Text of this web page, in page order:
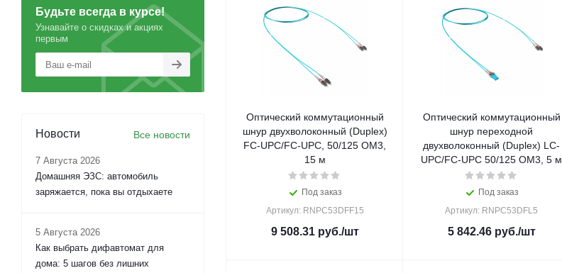
Оптический коммутационный
шнур двухволоконный (Duplex)
FC-UPC/FC-UPC, 50/125 OM3,
15 м
Под заказ
Артикул: RNPC53DFF15
9 508.31руб./шт
Оптический коммутационный
шнур переходной
двухволоконный (Duplex) LC-
UPC/FC-UPC 50/125 OM3, 5 м
Под заказ
Артикул: RNPC53DFL5
5 842.46руб./шт
Будьте всегда в курсе!
Узнавайте о скидках и акциях
первым
Новости Все новости
7 Августа 2026
Домашняя ЭЗС: автомобиль
заряжается, пока вы отдыхаете
5 Августа 2026
Как выбрать дифавтомат для
дома: 5 шагов без лишних